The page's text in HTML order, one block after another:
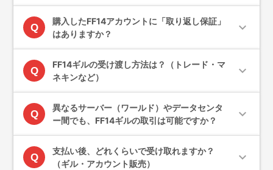
Q
購入したFF14アカウントに「取り返し保証」
はありますか？
expand_more
Q
FF14ギルの受け渡し方法は？（トレード・マ
ネキンなど）
expand_more
Q
異なるサーバー（ワールド）やデータセンタ
ー間でも、FF14ギルの取引は可能ですか？
expand_more
Q
支払い後、どれくらいで受け取れますか？
（ギル・アカウント販売）
expand_more